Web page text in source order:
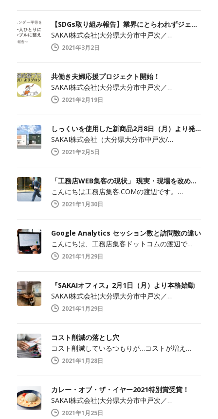
【SDGs取り組み報告】業界にとらわれずジェンダー平等を実現
SAKAI株式会社(大分県大分市中戸次／…
2021年3月2日
共働き夫婦応援プロジェクト開始！
SAKAI株式会社(大分県大分市中戸次／…
2021年2月19日
しっくいを使用した新商品2月8日（月）より発売開始
SAKAI株式会社（大分県大分市中戸次/…
2021年2月5日
「工務店WEB集客の現状」 現実・現場を改めて知ること
こんにちは工務店集客.COMの渡辺です。…
2021年1月30日
Google Analytics セッション数と訪問数の違い
こんにちは、工務店集客ドットコムの渡辺で…
2021年1月29日
『SAKAIオフィス』2月1日（月）より本格始動
SAKAI株式会社(大分県大分市中戸次／…
2021年1月29日
コスト削減の落とし穴
コスト削減しているつもりが…コストが増え…
2021年1月28日
カレー・オブ・ザ・イヤー2021特別賞受賞！
SAKAI株式会社(大分県大分市中戸次／…
2021年1月25日